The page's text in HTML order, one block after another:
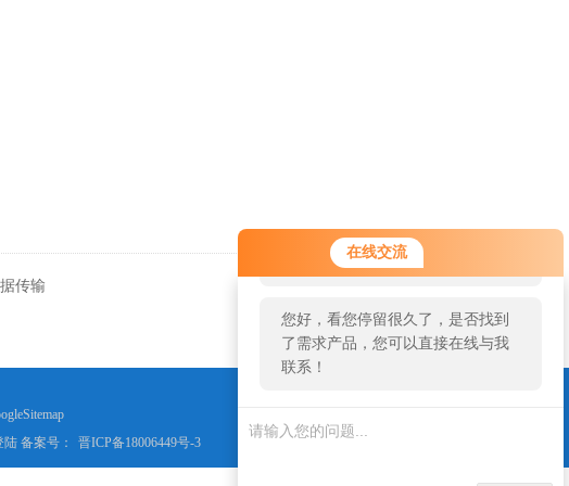
在线交流
您好！欢迎前来咨询，很高兴为您
服务，请问您要咨询什么问题呢？
您好，看您停留很久了，是否找到
了需求产品，您可以直接在线与我
联系！
传输
陆备案号： 晋ICP备18006449号-3